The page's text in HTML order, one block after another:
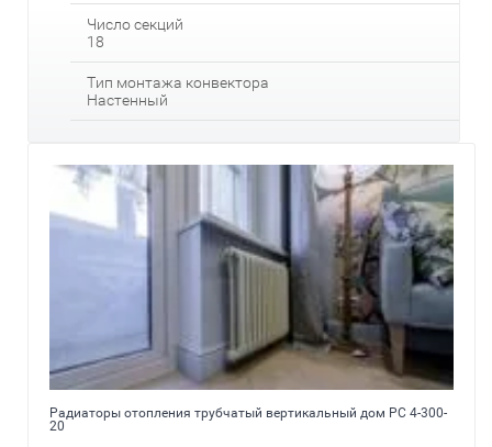
Число секций
18
Тип монтажа конвектора
Настенный
Радиаторы отопления трубчатый вертикальный дом РС 4-300-
20